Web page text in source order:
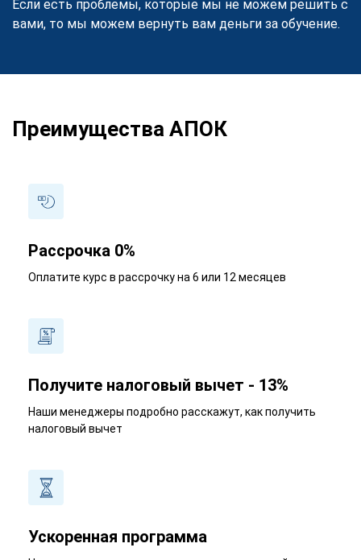
Если есть проблемы, которые мы не можем решить с
вами, то мы можем вернуть вам деньги за обучение.
Преимущества АПОК
Рассрочка 0%
Оплатите курс в рассрочку на 6 или 12 месяцев
Получите налоговый вычет - 13%
Наши менеджеры подробно расскажут, как получить
налоговый вычет
Ускоренная программа